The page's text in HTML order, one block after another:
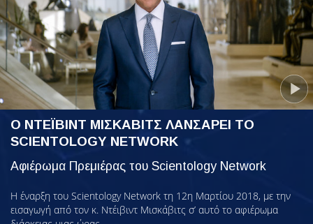
Ο ΝΤΕΪΒΙΝΤ ΜΙΣΚΑΒΙΤΣ ΛΑΝΣΑΡΕΙ ΤΟ
SCIENTOLOGY NETWORK
Αφιέρωμα Πρεμιέρας του Scientology Network
Η έναρξη του Scientology Network τη 12η Μαρτίου 2018, με την
εισαγωγή από τον κ. Ντέιβιντ Μισκάβιτς σ’ αυτό το αφιέρωμα